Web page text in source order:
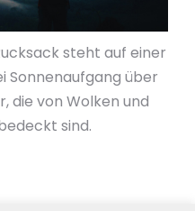
steht auf einer
Sonnenaufgang über
die von Wolken und
sind.